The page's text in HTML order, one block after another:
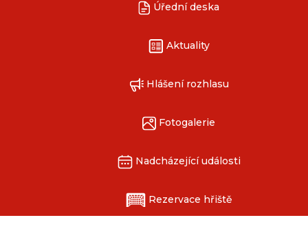
Úřední deska
Aktuality
Hlášení rozhlasu
Fotogalerie
Nadcházející události
Rezervace hřiště